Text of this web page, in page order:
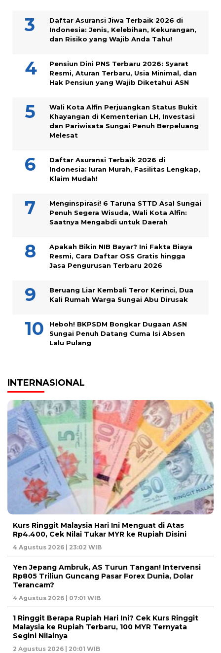
Daftar Asuransi Jiwa Terbaik 2026 di
Indonesia: Jenis, Kelebihan, Kekurangan,
dan Risiko yang Wajib Anda Tahu!
Pensiun Dini PNS Terbaru 2026: Syarat
Resmi, Aturan Terbaru, Usia Minimal, dan
Hak Pensiun yang Wajib Diketahui ASN
Wali Kota Alfin Perjuangkan Status Bukit
Khayangan di Kementerian LH, Investasi
dan Pariwisata Sungai Penuh Berpeluang
Melesat
Daftar Asuransi Terbaik 2026 di
Indonesia: Iuran Murah, Fasilitas Lengkap,
Klaim Mudah!
Menginspirasi! 6 Taruna STTD Asal Sungai
Penuh Segera Wisuda, Wali Kota Alfin:
Saatnya Mengabdi untuk Daerah
Apakah Bikin NIB Bayar? Ini Fakta Biaya
Resmi, Cara Daftar OSS Gratis hingga
Jasa Pengurusan Terbaru 2026
Beruang Liar Kembali Teror Kerinci, Dua
Kali Rumah Warga Sungai Abu Dirusak
Heboh! BKPSDM Bongkar Dugaan ASN
Sungai Penuh Datang Cuma Isi Absen
Lalu Pulang
INTERNASIONAL
Kurs Ringgit Malaysia Hari Ini Menguat di Atas
Rp4.400, Cek Nilai Tukar MYR ke Rupiah Disini
4 Agustus 2026 | 23:02 WIB
Yen Jepang Ambruk, AS Turun Tangan! Intervensi
Rp805 Triliun Guncang Pasar Forex Dunia, Dolar
Terancam?
4 Agustus 2026 | 07:01 WIB
1 Ringgit Berapa Rupiah Hari Ini? Cek Kurs Ringgit
Malaysia ke Rupiah Terbaru, 100 MYR Ternyata
Segini Nilainya
2 Agustus 2026 | 20:01 WIB